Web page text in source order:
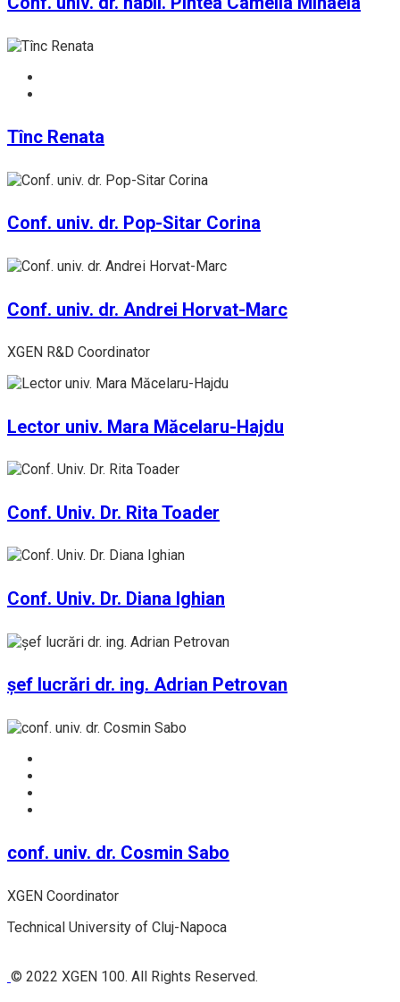
Tînc Renata
Conf. univ. dr. Pop-Sitar Corina
Conf. univ. dr. Andrei Horvat-Marc
XGEN R&D Coordinator
Lector univ. Mara Măcelaru-Hajdu
Conf. Univ. Dr. Rita Toader
Conf. Univ. Dr. Diana Ighian
șef lucrări dr. ing. Adrian Petrovan
conf. univ. dr. Cosmin Sabo
XGEN Coordinator
Technical University of Cluj-Napoca
© 2022 XGEN 100. All Rights Reserved.